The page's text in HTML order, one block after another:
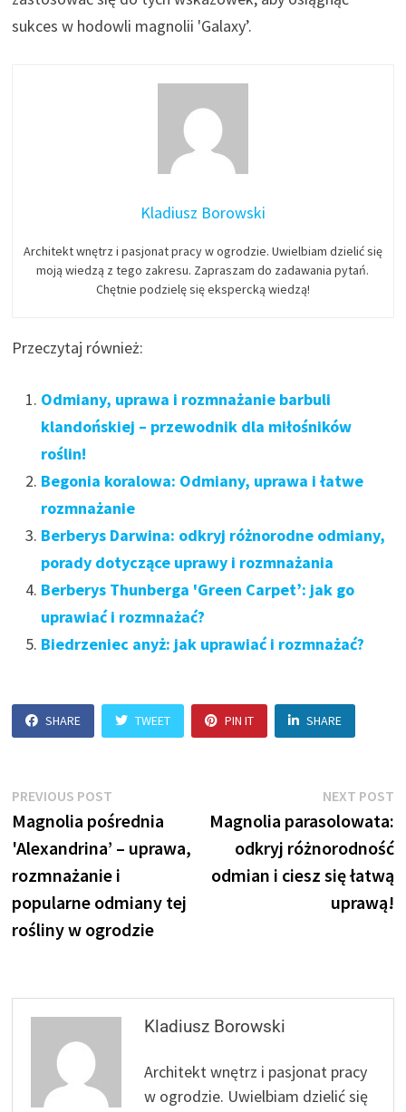
sukces w hodowli magnolii 'Galaxy’.
Kladiusz Borowski
Architekt wnętrz i pasjonat pracy w ogrodzie. Uwielbiam dzielić się
moją wiedzą z tego zakresu. Zapraszam do zadawania pytań.
Chętnie podzielę się ekspercką wiedzą!
Przeczytaj również:
Odmiany, uprawa i rozmnażanie barbuli
klandońskiej – przewodnik dla miłośników
roślin!
Begonia koralowa: Odmiany, uprawa i łatwe
rozmnażanie
Berberys Darwina: odkryj różnorodne odmiany,
porady dotyczące uprawy i rozmnażania
Berberys Thunberga 'Green Carpet’: jak go
uprawiać i rozmnażać?
Biedrzeniec anyż: jak uprawiać i rozmnażać?
SHARE TWEET PIN IT SHARE
Nawigacja
wpisu
PREVIOUS POST
post:
Magnolia pośrednia
'Alexandrina’ – uprawa,
rozmnażanie i
popularne odmiany tej
rośliny w ogrodzie
NEXT POST
Magnolia parasolowata:
odkryj różnorodność
odmian i ciesz się łatwą
uprawą!
Kladiusz Borowski
Architekt wnętrz i pasjonat pracy
w ogrodzie. Uwielbiam dzielić się